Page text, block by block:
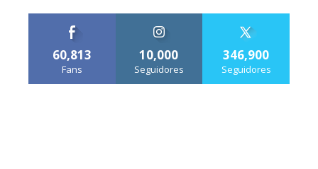
60,813
Fans
10,000
Seguidores
346,900
Seguidores